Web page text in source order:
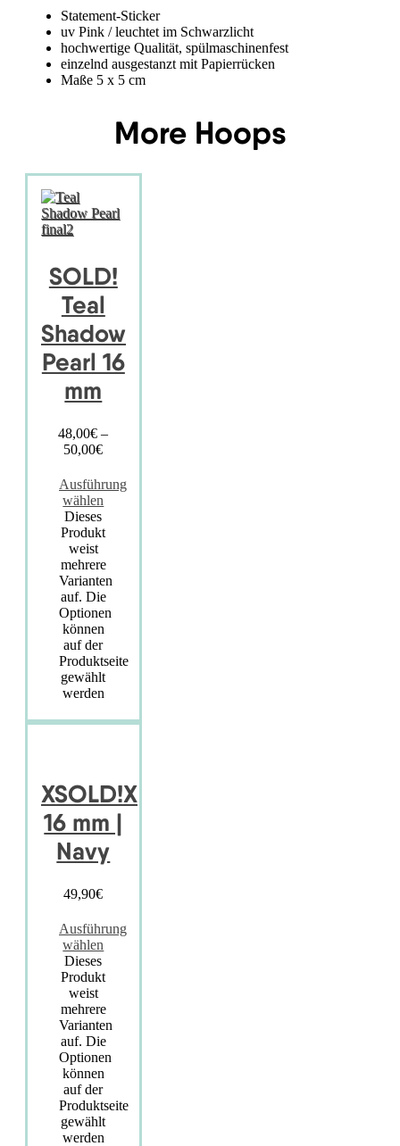
Statement-Sticker
uv Pink / leuchtet im Schwarzlicht
hochwertige Qualität, spülmaschinenfest
einzelnd ausgestanzt mit Papierrücken
Maße 5 x 5 cm
More Hoops
SOLD!
Teal
Shadow
Pearl 16
mm
48,00€ –
50,00€
Ausführung
wählen
Dieses
Produkt
weist
mehrere
Varianten
auf. Die
Optionen
können
auf der
Produktseite
gewählt
werden
XSOLD!X
16 mm |
Navy
49,90€
Ausführung
wählen
Dieses
Produkt
weist
mehrere
Varianten
auf. Die
Optionen
können
auf der
Produktseite
gewählt
werden